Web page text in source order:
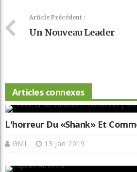
Article Précédent :
Un Nouveau Leader
Articles connexes
L'horreur Du «shank» Et
GML 13 Jan 2019